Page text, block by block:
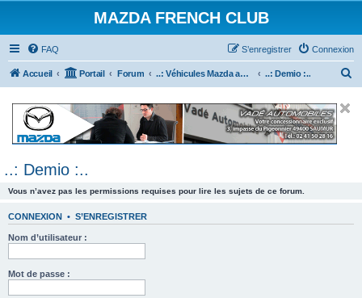
MAZDA FRENCH CLUB
FAQ Connexion
S’enregistrer
Accueil Portail Forum ..: Véhicules Mazda ancien (<2003) :.. ..: Demio :..
e
..: Demio :..
Vous n’avez pas les permissions requises pour lire les sujets de ce forum.
CONNEXION • S’ENREGISTRER
Nom d’utilisateur :
Mot de passe :